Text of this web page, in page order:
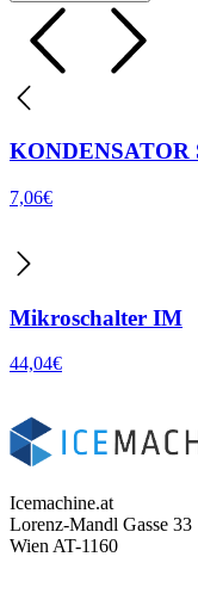
KONDENSATOR
7,06€
Mikroschalter IM
44,04€
Icemachine.at
Lorenz-Mandl Gasse 33
Wien AT-1160